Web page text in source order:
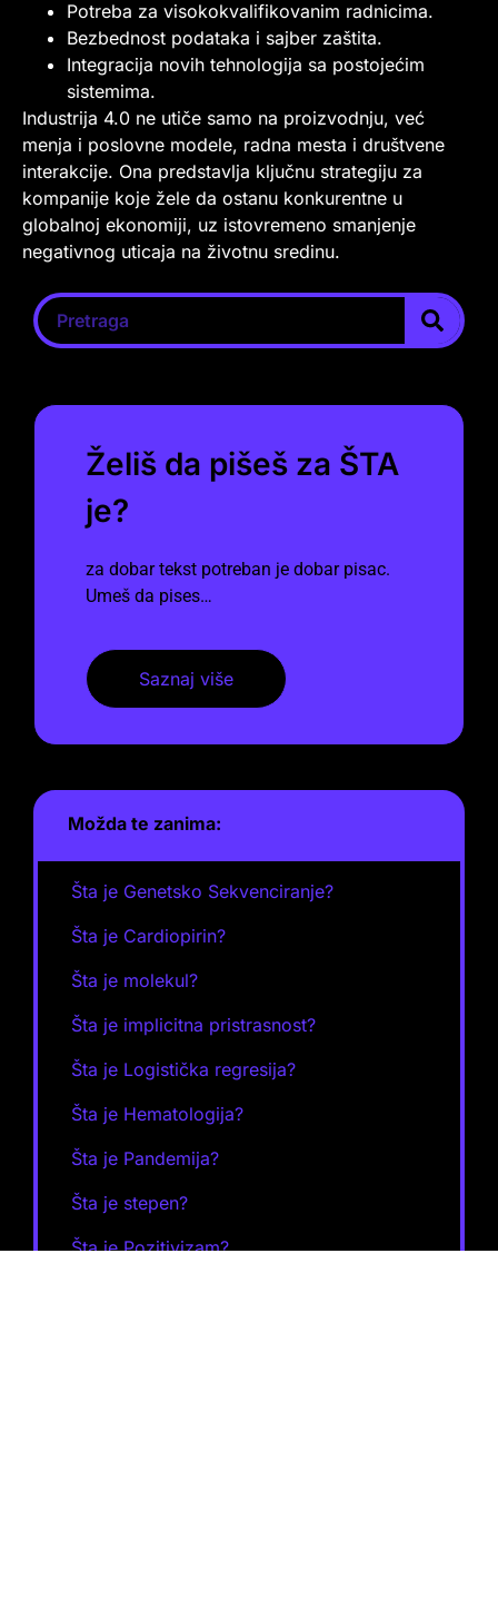
Potreba za visokokvalifikovanim radnicima.
Bezbednost podataka i sajber zaštita.
Integracija novih tehnologija sa postojećim
sistemima.
Industrija 4.0 ne utiče samo na proizvodnju, već
menja i poslovne modele, radna mesta i društvene
interakcije. Ona predstavlja ključnu strategiju za
kompanije koje žele da ostanu konkurentne u
globalnoj ekonomiji, uz istovremeno smanjenje
negativnog uticaja na životnu sredinu.
Želiš da pišeš za ŠTA
je?
za dobar tekst potreban je dobar pisac.
Umeš da pises…
Saznaj više
Možda te zanima:
Šta je Genetsko Sekvenciranje?
Šta je Cardiopirin?
Šta je molekul?
Šta je implicitna pristrasnost?
Šta je Logistička regresija?
Šta je Hematologija?
Šta je Pandemija?
Šta je stepen?
Šta je Pozitivizam?